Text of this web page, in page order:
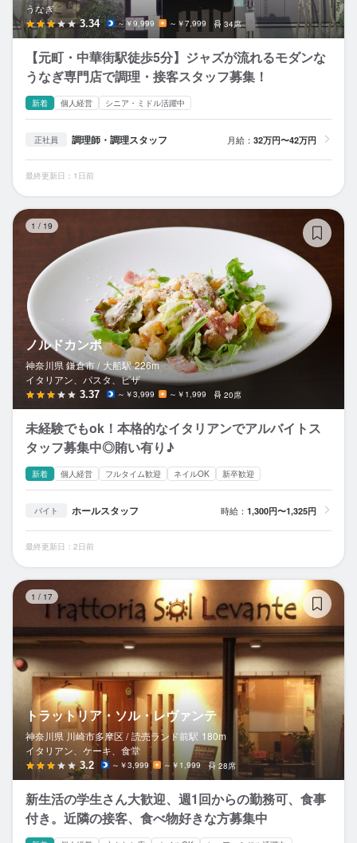
うなぎ
3.34 ～￥9,999 ～￥7,999 34席
【元町・中華街駅徒歩5分】ジャズが流れるモダンな
うなぎ専門店で調理・接客スタッフ募集！
新着 個人経営 シニア・ミドル活躍中
正社員 調理師・調理スタッフ 月給： 32万円〜42万円
最終更新日：1日前
1 / 19
ノルドカンポ
神奈川県 鎌倉市 / 大船駅 226m
イタリアン、パスタ、ピザ
3.37 ～￥3,999 ～￥1,999 20席
未経験でもok！本格的なイタリアンでアルバイトス
タッフ募集中◎賄い有り♪
新着 個人経営 フルタイム歓迎 ネイルOK 新卒歓迎
バイト ホールスタッフ 時給： 1,300円〜1,325円
最終更新日：2日前
1 / 17
トラットリア・ソル・レヴァンテ
神奈川県 川崎市多摩区 / 読売ランド前駅 180m
イタリアン、ケーキ、食堂
3.2 ～￥3,999 ～￥1,999 28席
新生活の学生さん大歓迎、週1回からの勤務可、食事
付き。近隣の接客、食べ物好きな方募集中